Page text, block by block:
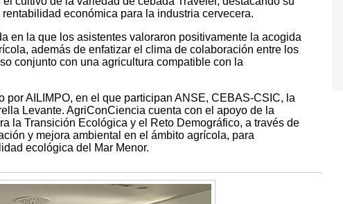
económica para la industria cervecera.
en la que los asistentes valoraron positivamente la acogida
además de enfatizar el clima de colaboración entre los
conjunto con una agricultura compatible con la
AILIMPO, en el que participan ANSE, CEBAS-CSIC, la
Levante. AgriConCiencia cuenta con el apoyo de la
la Transición Ecológica y el Reto Demográfico, a través de
y mejora ambiental en el ámbito agrícola, para
ecológica del Mar Menor.